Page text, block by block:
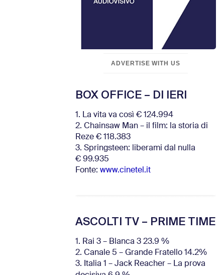
ADVERTISE WITH US
BOX OFFICE – DI IERI
1. La vita va così € 124.994
2. Chainsaw Man – il film: la storia di
Reze € 118.383
3. Springsteen: liberami dal nulla
€ 99.935
Fonte: www.cinetel.it
ASCOLTI TV – PRIME TIME
1. Rai 3 – Blanca 3 23.9 %
2. Canale 5 – Grande Fratello 14.2%
3. Italia 1 – Jack Reacher – La prova